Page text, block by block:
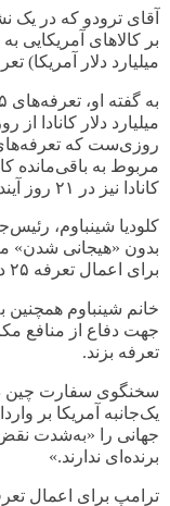
آقای ترودو که در یک
بر کالاهای آمریکایی
میلیارد دلار آمریکا)
به گفته او، تعرفه‌های
میلیارد دلار کانادا
روزی‌ست که
مربوط به باقی‌مانده
کانادا نیز در
۲۱ روز
کلودیا شینباوم،
بدون «هیجانی شدن»
برای اعمال تعرفه ۲۵
خانم شینباوم همچنین
جهت دفاع از منافع
تعرفه بزند.
سخنگوی سفارت چین در
یک‌جانبه آمریکا بر
جهانی را «به‌شدت
برنده‌ای ندارند.»
ترامپ برای اعمال